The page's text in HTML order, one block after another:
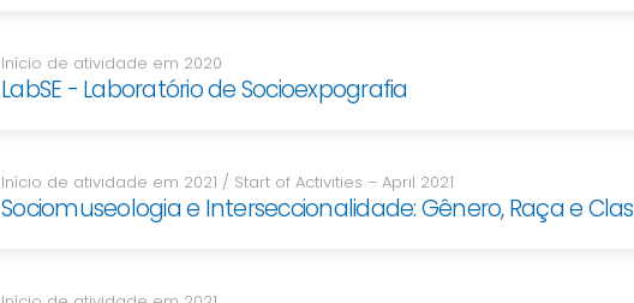
Início de atividade em 2020
LabSE - Laboratório de Socioexpografia
Início de atividade em 2021 / Start of Activities – April 2021
Sociomuseologia e Interseccionalidade: Gênero, Raça e